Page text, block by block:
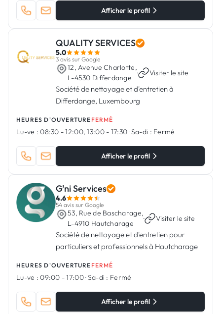
Afficher le profil
QUALITY SERVICES
5.0
3 avis sur Google
12, Avenue Charlotte,
L-4530 Differdange
· Visiter le site
Société de nettoyage et d'entretien à
Differdange, Luxembourg
HEURES D'OUVERTURE FERMÉ
Lu-ve : 08:30 - 12:00, 13:00 - 17:30·Sa-di : Fermé
Afficher le profil
G'ni Services
4.6
54 avis sur Google
53, Rue de Bascharage,
L-4910 Hautcharage
· Visiter le site
Société de nettoyage et d'entretien pour
particuliers et professionnels à Hautcharage
HEURES D'OUVERTURE FERMÉ
Lu-ve : 09:00 - 17:00·Sa-di : Fermé
Afficher le profil